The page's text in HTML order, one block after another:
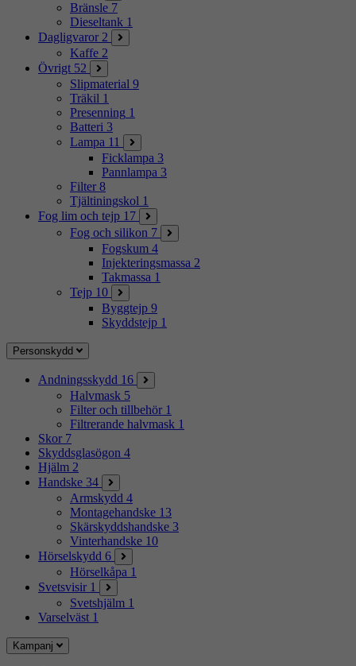
Bränsle 7
Dieseltank 1
Dagligvaror 2
Kaffe 2
Övrigt 52
Slipmaterial 9
Träkil 1
Presenning 1
Batteri 3
Lampa 11
Ficklampa 3
Pannlampa 3
Filter 8
Tjältiningskol 1
Fog lim och tejp 17
Fog och silikon 7
Fogskum 4
Injekteringsmassa 2
Takmassa 1
Tejp 10
Byggtejp 9
Skyddstejp 1
Personskydd
Andningsskydd 16
Halvmask 5
Filter och tillbehör 1
Filtrerande halvmask 1
Skor 7
Skyddsglasögon 4
Hjälm 2
Handske 34
Armskydd 4
Montagehandske 13
Skärskyddshandske 3
Vinterhandske 10
Hörselskydd 6
Hörselkåpa 1
Svetsvisir 1
Svetshjälm 1
Varselväst 1
Kampanj